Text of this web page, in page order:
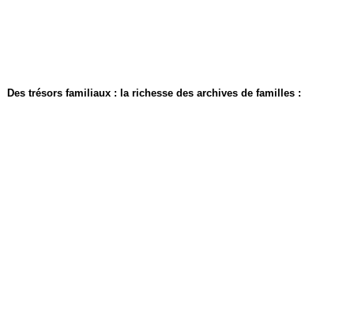
Des trésors familiaux : la richesse des archives de familles :